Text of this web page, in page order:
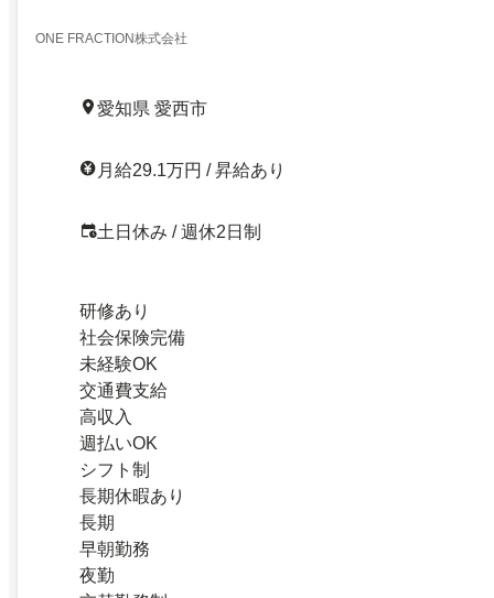
ONE FRACTION株式会社
愛知県 愛西市
月給29.1万円 / 昇給あり
土日休み / 週休2日制
研修あり
社会保険完備
未経験OK
交通費支給
高収入
週払いOK
シフト制
長期休暇あり
長期
早朝勤務
夜勤